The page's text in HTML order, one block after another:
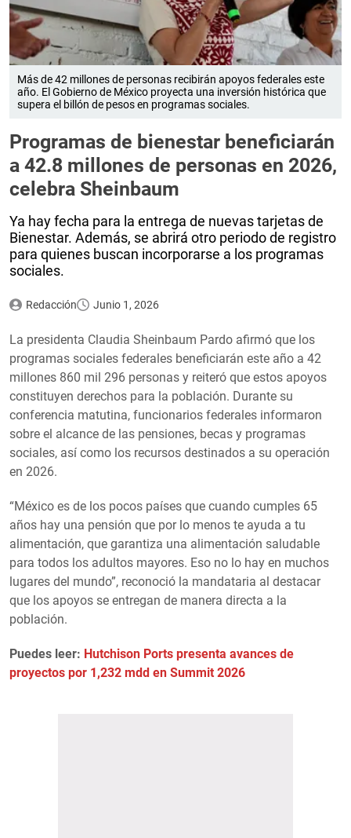
Más de 42 millones de personas recibirán apoyos federales este
año. El Gobierno de México proyecta una inversión histórica que
supera el billón de pesos en programas sociales.
Programas de bienestar beneficiarán
a 42.8 millones de personas en 2026,
celebra Sheinbaum
Ya hay fecha para la entrega de nuevas tarjetas de
Bienestar. Además, se abrirá otro periodo de registro
para quienes buscan incorporarse a los programas
sociales.
Redacción Junio 1, 2026
La presidenta Claudia Sheinbaum Pardo afirmó que los
programas sociales federales beneficiarán este año a 42
millones 860 mil 296 personas y reiteró que estos apoyos
constituyen derechos para la población. Durante su
conferencia matutina, funcionarios federales informaron
sobre el alcance de las pensiones, becas y programas
sociales, así como los recursos destinados a su operación
en 2026.
“México es de los pocos países que cuando cumples 65
años hay una pensión que por lo menos te ayuda a tu
alimentación, que garantiza una alimentación saludable
para todos los adultos mayores. Eso no lo hay en muchos
lugares del mundo”, reconoció la mandataria al destacar
que los apoyos se entregan de manera directa a la
población.
Puedes leer: Hutchison Ports presenta avances de
proyectos por 1,232 mdd en Summit 2026